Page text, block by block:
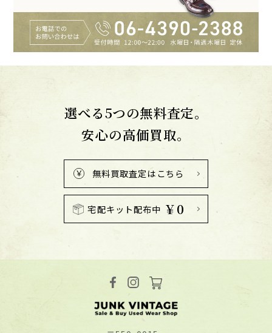
選べる5つの無料査定。
安心の高価買取。
無料買取査定はこちら
宅配キット配布中 ￥0